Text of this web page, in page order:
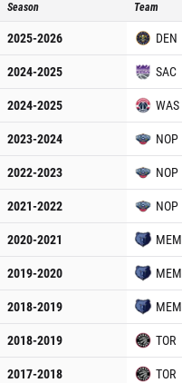
Season Team
2025-2026 DEN
2024-2025
SAC
2024-2025
WAS
2023-2024
NOP
2022-2023
NOP
2021-2022
NOP
2020-2021
MEM
2019-2020
MEM
2018-2019
MEM
2018-2019
TOR
2017-2018
TOR